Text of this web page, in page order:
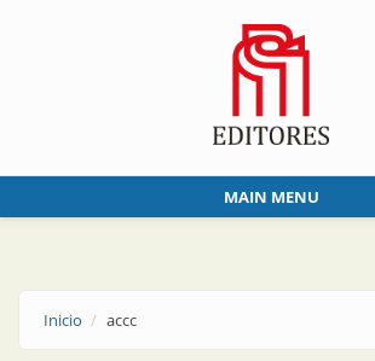
MAIN MENU
Inicio accc